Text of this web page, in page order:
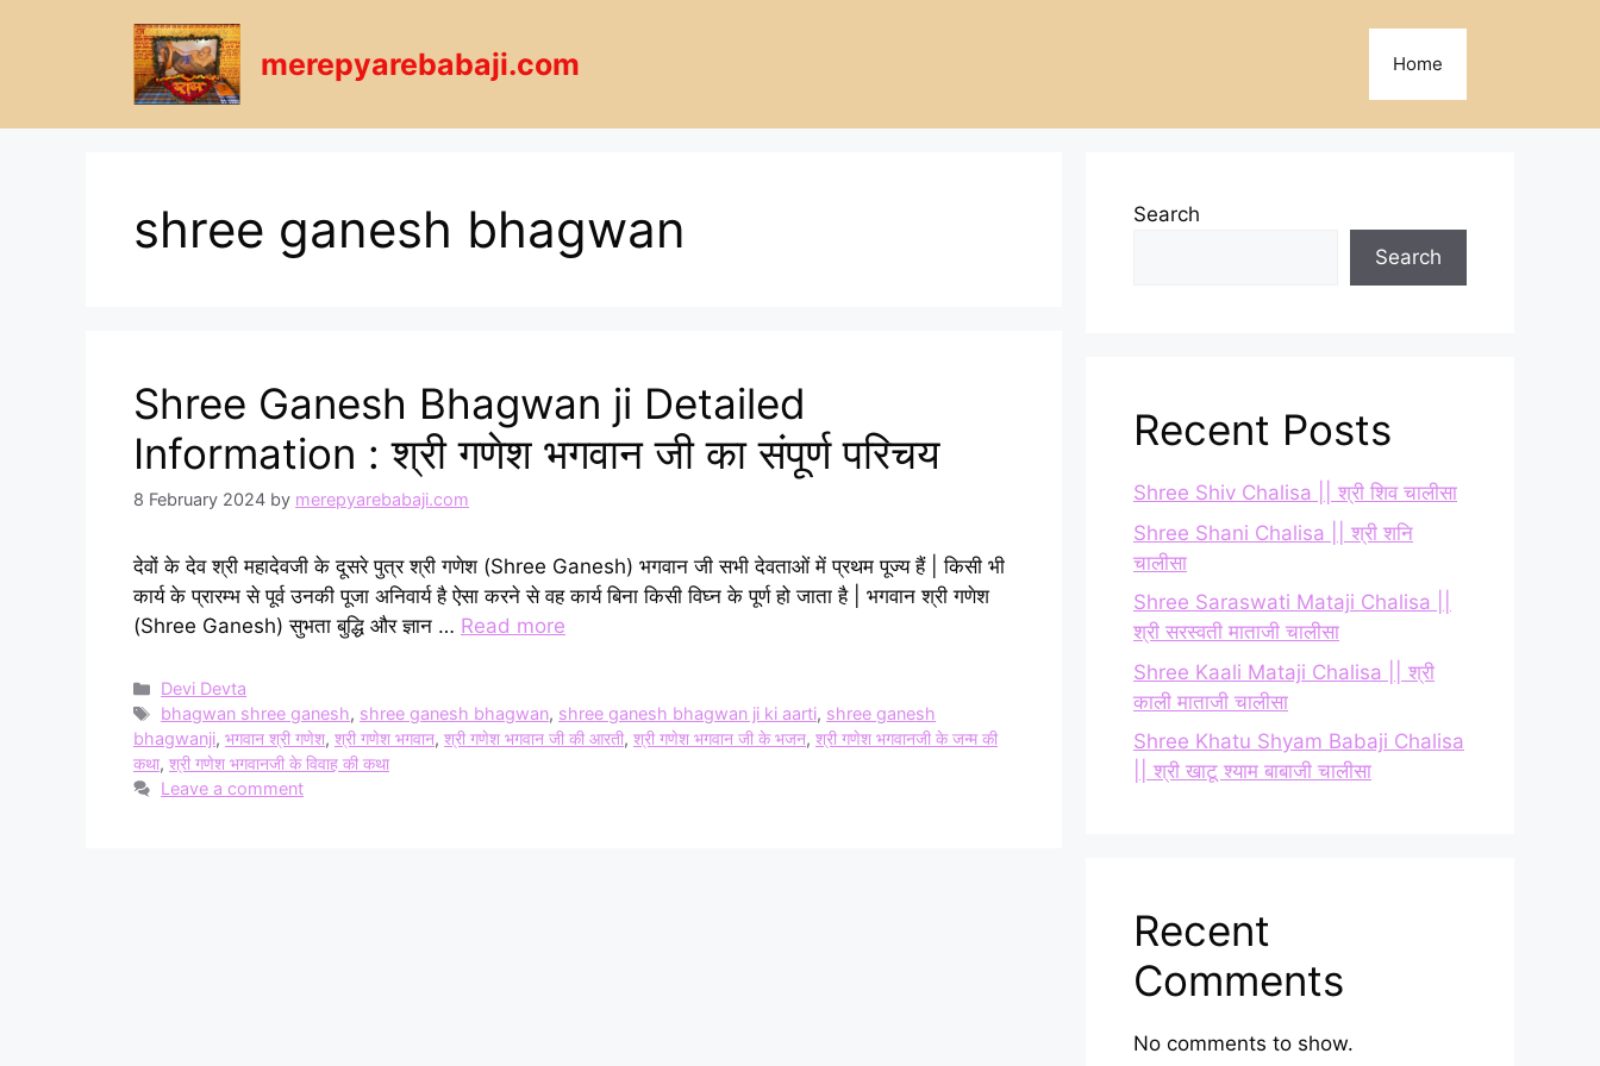
merepyarebabaji.com Home
shree ganesh bhagwan
Shree Ganesh Bhagwan ji Detailed
Information : श्री गणेश भगवान जी का संपूर्ण परिचय
8 February 2024 by merepyarebabaji.com
देवों के देव श्री महादेवजी के दूसरे पुत्र श्री गणेश (Shree Ganesh) भगवान जी सभी देवताओं में प्रथम पूज्य हैं | किसी भी
कार्य के प्रारम्भ से पूर्व उनकी पूजा अनिवार्य है ऐसा करने से वह कार्य बिना किसी विघ्न के पूर्ण हो जाता है | भगवान श्री गणेश
(Shree Ganesh) सुभता बुद्धि और ज्ञान … Read more
Categories
Devi Devta
Tags
bhagwan shree ganesh, shree ganesh bhagwan, shree ganesh bhagwan ji ki aarti, shree ganesh
bhagwanji, भगवान श्री गणेश, श्री गणेश भगवान, श्री गणेश भगवान जी की आरती, श्री गणेश भगवान जी के भजन, श्री गणेश भगवानजी के जन्म की
कथा, श्री गणेश भगवानजी के विवाह की कथा
Leave a comment
Search
Search
Recent Posts
Shree Shiv Chalisa || श्री शिव चालीसा
Shree Shani Chalisa || श्री शनि
चालीसा
Shree Saraswati Mataji Chalisa ||
श्री सरस्वती माताजी चालीसा
Shree Kaali Mataji Chalisa || श्री
काली माताजी चालीसा
Shree Khatu Shyam Babaji Chalisa
|| श्री खाटू श्याम बाबाजी चालीसा
Recent
Comments
No comments to show.